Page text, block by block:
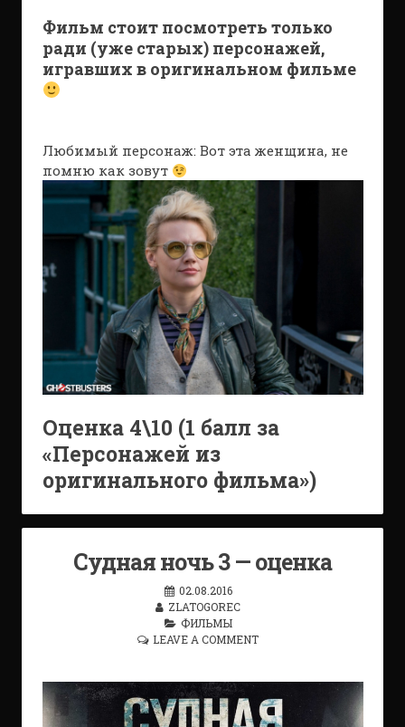
Фильм стоит посмотреть только
ради (уже старых) персонажей,
игравших в оригинальном фильме
Любимый персонаж: Вот эта женщина, не
помню как зовут
Оценка 4\10 (1 балл за
«Персонажей из
оригинального фильма»)
Судная ночь 3 — оценка
02.08.2016
ZLATOGOREC
ФИЛЬМЫ
LEAVE A COMMENT